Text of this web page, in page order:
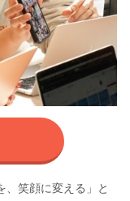
笑顔に変える」と